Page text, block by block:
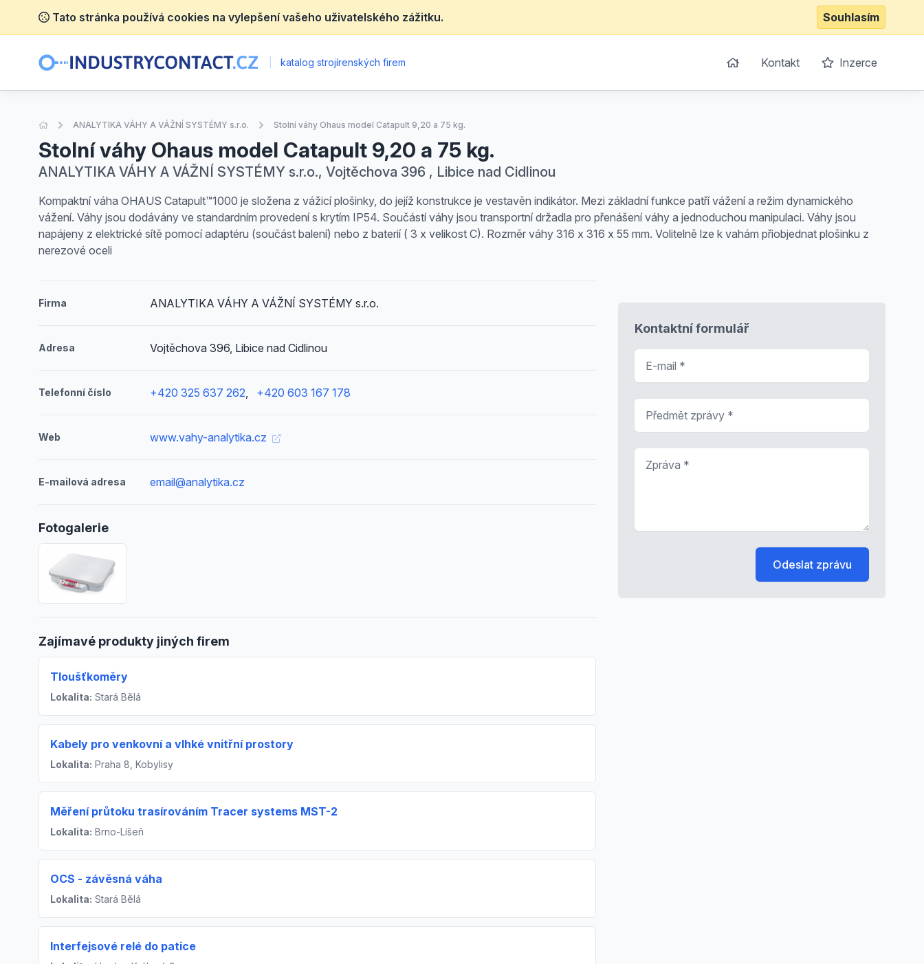
Tato stránka používá cookies na vylepšení vašeho uživatelského zážitku. Souhlasím
katalog strojírenských firem Kontakt Inzerce
Úvodní stránka
ANALYTIKA VÁHY A VÁŽNÍ SYSTÉMY s.r.o. Stolní váhy Ohaus model Catapult 9,20 a 75 kg.
Stolní váhy Ohaus model Catapult 9,20 a 75 kg.
ANALYTIKA VÁHY A VÁŽNÍ SYSTÉMY s.r.o., Vojtěchova 396 , Libice nad Cidlinou
Kompaktní váha OHAUS Catapult™1000 je složena z vážicí plošinky, do jejíž konstrukce je vestavěn indikátor. Mezi základní funkce patří vážení a režim dynamického
vážení. Váhy jsou dodávány ve standardním provedení s krytím IP54. Součástí váhy jsou transportní držadla pro přenášení váhy a jednoduchou manipulaci. Váhy jsou
napájeny z elektrické sítě pomocí adaptéru (součást balení) nebo z baterií ( 3 x velikost C). Rozměr váhy 316 x 316 x 55 mm. Volitelně lze k vahám přiobjednat plošinku z
nerezové oceli
Firma ANALYTIKA VÁHY A VÁŽNÍ SYSTÉMY s.r.o.
Adresa Vojtěchova 396, Libice nad Cidlinou
Telefonní číslo +420 325 637 262, +420 603 167 178
Web www.vahy-analytika.cz
E-mailová adresa email@analytika.cz
Fotogalerie
Zajímavé produkty jiných firem
Tloušťkoměry
Lokalita: Stará Bělá
Kabely pro venkovní a vlhké vnitřní prostory
Lokalita: Praha 8, Kobylisy
Měření průtoku trasírováním Tracer systems MST-2
Lokalita: Brno-Líšeň
OCS - závěsná váha
Lokalita: Stará Bělá
Interfejsové relé do patice
Kontaktní formulář
Odeslat zprávu